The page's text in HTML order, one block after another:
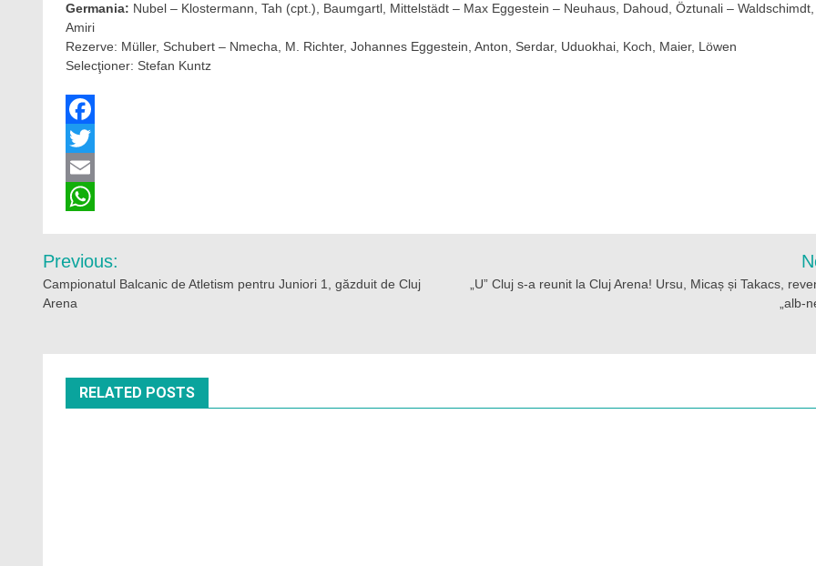
Germania: Nubel – Klostermann, Tah (cpt.), Baumgartl, Mittelstädt – Max Eggestein – Neuhaus, Dahoud, Öztunali – Waldschimdt,
Amiri
Rezerve: Müller, Schubert – Nmecha, M. Richter, Johannes Eggestein, Anton, Serdar, Uduokhai, Koch, Maier, Löwen
Selecţioner: Stefan Kuntz
Facebook
Twitter
Email
Navigare
în
Previous:
Campionatul Balcanic de Atletism pentru Juniori 1, găzduit de Cluj
Arena
„U” Cluj s-a reunit la Cluj Arena! Ursu, Micaș și Takacs,
„alb-
RELATED POSTS